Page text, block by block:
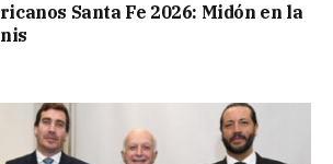
Santa Fe 2026: Midón en la